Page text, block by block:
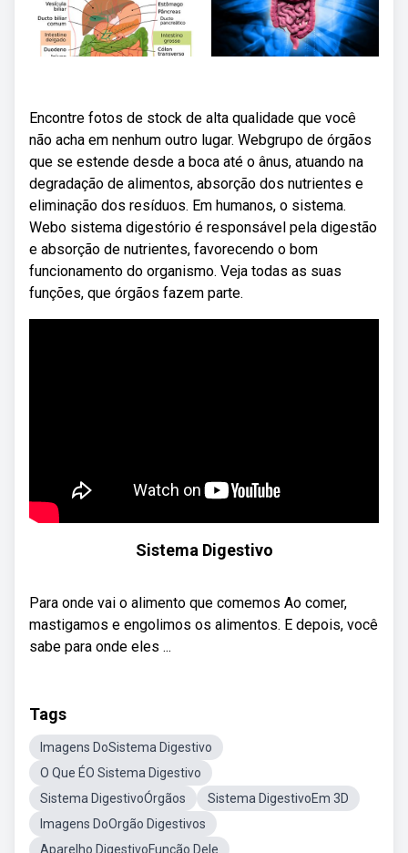
Encontre fotos de stock de alta qualidade que você
não acha em nenhum outro lugar. Webgrupo de órgãos
que se estende desde a boca até o ânus, atuando na
degradação de alimentos, absorção dos nutrientes e
eliminação dos resíduos. Em humanos, o sistema.
Webo sistema digestório é responsável pela digestão
e absorção de nutrientes, favorecendo o bom
funcionamento do organismo. Veja todas as suas
funções, que órgãos fazem parte.
Sistema Digestivo
Para onde vai o alimento que comemos Ao comer,
mastigamos e engolimos os alimentos. E depois, você
sabe para onde eles ...
Tags
Imagens DoSistema Digestivo
O Que ÉO Sistema Digestivo
Sistema DigestivoÓrgãos
Sistema DigestivoEm 3D
Imagens DoOrgão Digestivos
Aparelho DigestivoFunção Dele